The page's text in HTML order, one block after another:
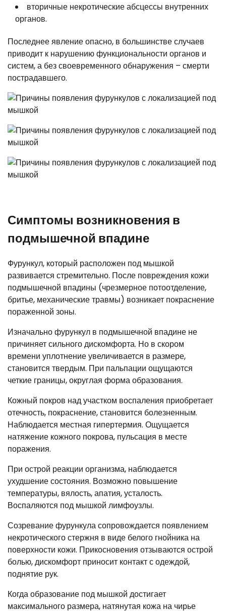
вторичные некротические абсцессы внутренних
органов.
Последнее явление опасно, в большинстве случаев
приводит к нарушению функциональности органов и
систем, а без своевременного обнаружения – смерти
пострадавшего.
Симптомы возникновения в
подмышечной впадине
Фурункул, который расположен под мышкой
развивается стремительно. После повреждения кожи
подмышечной впадины (чрезмерное потоотделение,
бритье, механические травмы) возникает покраснение
пораженной зоны.
Изначально фурункул в подмышечной впадине не
причиняет сильного дискомфорта. Но в скором
времени уплотнение увеличивается в размере,
становится твердым. При пальпации ощущаются
четкие границы, округлая форма образования.
Кожный покров над участком воспаления приобретает
отечность, покраснение, становится болезненным.
Наблюдается местная гипертермия. Ощущается
натяжение кожного покрова, пульсация в месте
поражения.
При острой реакции организма, наблюдается
ухудшение состояния. Возможно повышение
температуры, вялость, апатия, усталость.
Воспаляются под мышкой лимфоузлы.
Созревание фурункула сопровождается появлением
некротического стержня в виде белого гнойника на
поверхности кожи. Прикосновения отзываются острой
болью, дискомфорт приносит контакт с одеждой,
поднятие рук.
Когда образование под мышкой достигает
максимального размера, натянутая кожа на чирье